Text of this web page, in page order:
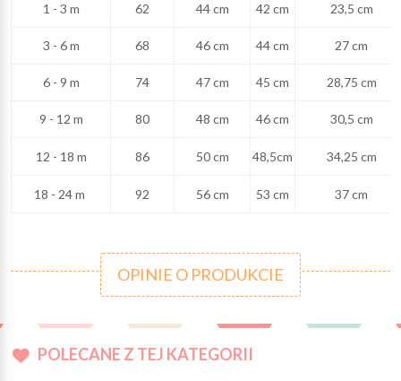
1 - 3 m 62 44 cm 42 cm 23,5 cm
3 - 6 m 68 46 cm 44 cm 27 cm
6 - 9 m 74 47 cm 45 cm 28,75 cm
9 - 12 m 80 48 cm 46 cm 30,5 cm
12 - 18 m 86 50 cm 48,5cm 34,25 cm
18 - 24 m 92 56 cm 53 cm 37 cm
OPINIE O PRODUKCIE
POLECANE Z TEJ KATEGORII